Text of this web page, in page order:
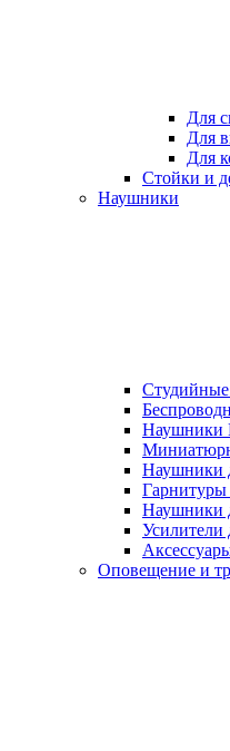
Для
Для
Для
Стойки и
Наушники
Наушники
Наушники
Наушники
Усилители
Оповещение и